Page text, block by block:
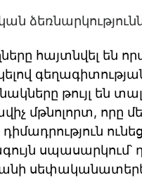
հայտնվել են
թույլ են
մթնոլորտ, որը
սպասարկում՝